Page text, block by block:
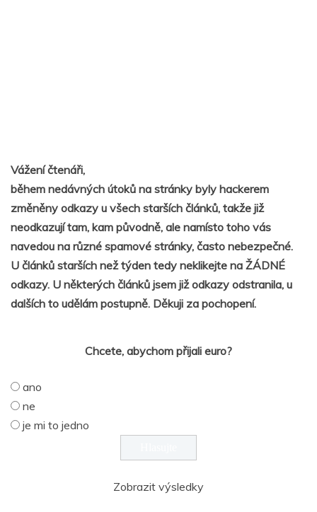
Vážení čtenáři,
během nedávných útoků na stránky byly hackerem
změněny odkazy u všech starších článků, takže již
neodkazují tam, kam původně, ale namísto toho vás
navedou na různé spamové stránky, často nebezpečné.
U článků starších než týden tedy neklikejte na ŽÁDNÉ
odkazy. U některých článků jsem již odkazy odstranila, u
dalších to udělám postupně. Děkuji za pochopení.
Chcete, abychom přijali euro?
ano
ne
je mi to jedno
Zobrazit výsledky